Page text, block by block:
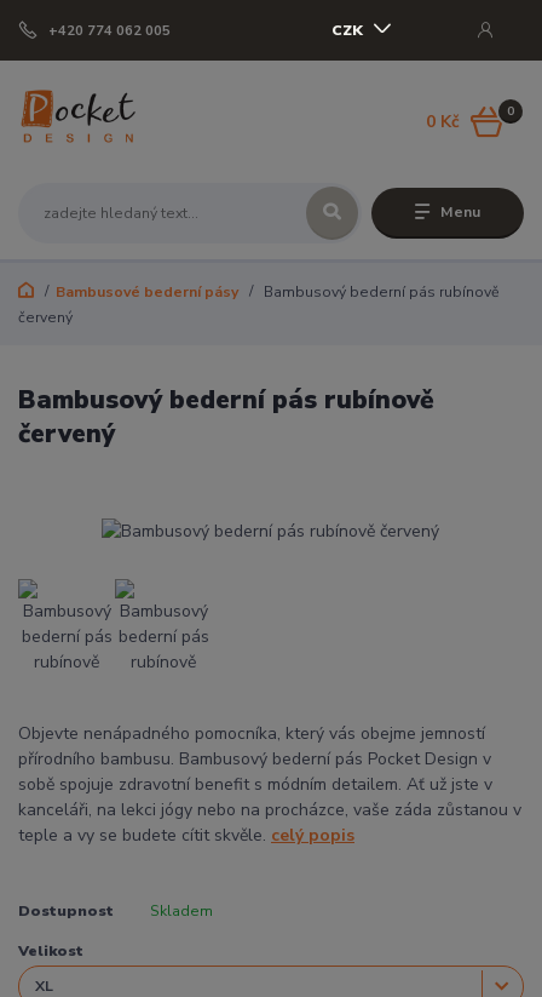
Menu
CZK
+420 774 062 005
0
0 Kč
Bambusové bederní pásy
Bambusový bederní pás rubínově
červený
Bambusový bederní pás rubínově
červený
Objevte nenápadného pomocníka, který vás obejme jemností
přírodního bambusu. Bambusový bederní pás Pocket Design v
sobě spojuje zdravotní benefit s módním detailem. Ať už jste v
kanceláři, na lekci jógy nebo na procházce, vaše záda zůstanou v
teple a vy se budete cítit skvěle. celý popis
Dostupnost Skladem
Velikost